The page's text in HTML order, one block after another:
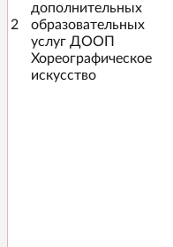
2
дополнительных
образовательных
услуг ДООП
Хореографическое
искусство